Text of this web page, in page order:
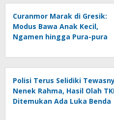
Curanmor Marak di Gresik:
Modus Bawa Anak Kecil,
Ngamen hingga Pura-pura
Polisi Terus Selidiki
Nenek Rahma, Hasil Olah
Ditemukan Ada Luka Benda